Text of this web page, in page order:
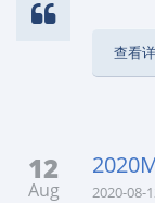
查看
12
Aug 2020-08-